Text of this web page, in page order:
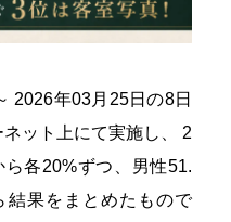
2026年03月25日の8日
ット上にて実施し、 2
各20%ずつ、男性51.
結果をまとめたもので